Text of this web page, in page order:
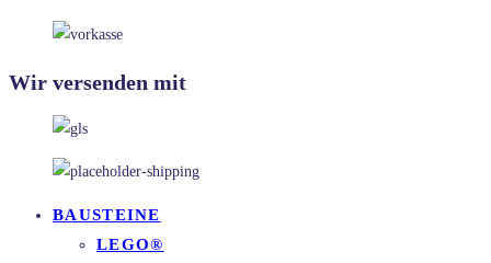
Wir versenden mit
BAUSTEINE
LEGO®